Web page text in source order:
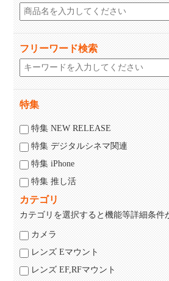
フリーワード検索
特集
特集 NEW RELEASE
特集 デジタルシネマ関連
特集 iPhone
特集 推し活
カテゴリ
カテゴリを選択すると機能等詳細条件
カメラ
レンズ Eマウント
レンズ EF,RFマウント